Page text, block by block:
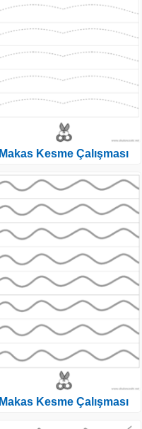
Makas Kesme Çalışması
Makas Kesme Çalışması